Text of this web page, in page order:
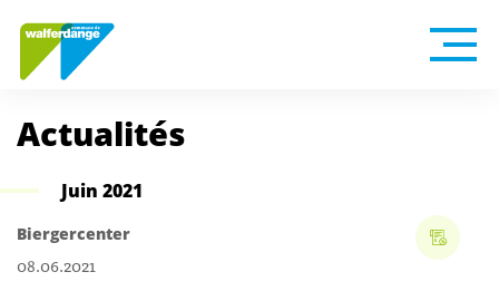
Actualités
Juin 2021
Biergercenter
08.06.2021